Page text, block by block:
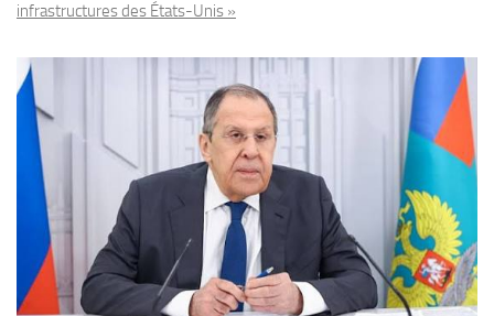
infrastructures des États-Unis »